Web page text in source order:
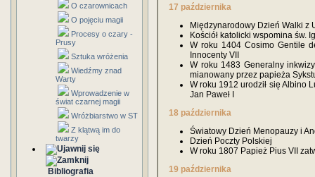
O czarownicach
O pojęciu magii
Procesy o czary -
Prusy
Sztuka wróżenia
Wiedźmy znad
Warty
Wprowadzenie w
świat czarnej magii
Wróżbiarstwo w ST
Z klątwą im do
twarzy
Bibliografia
17 października
Międzynarodowy Dzień Walki z
Kościół katolicki wspomina św.
W roku 1404 Cosimo Gentile
Innocenty VII
W roku 1483 Generalny
mianowany przez papieża
W roku 1912 urodził się Albino
Jan Paweł I
18 października
Światowy Dzień Menopauzy i
Dzień Poczty Polskiej
W roku 1807 Papież Pius VII
19 października